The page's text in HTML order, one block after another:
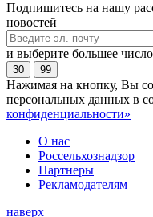
Подпишитесь на нашу
новостей
и выберите большее число
30 99
Нажимая на кнопку, Вы
персональных данных в
конфиденциальности»
О нас
Россельхознадзор
Партнеры
Рекламодателям
наверх